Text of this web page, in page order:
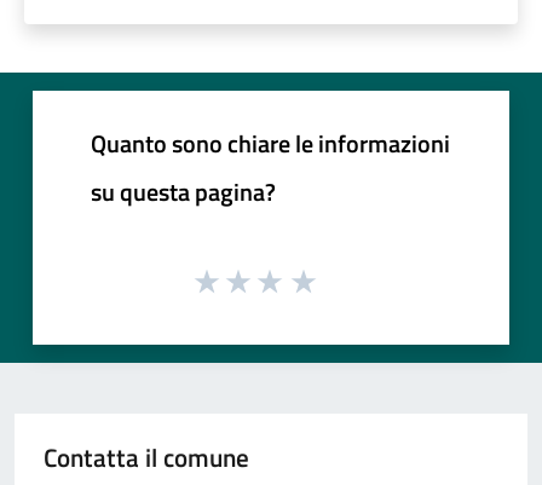
Quanto sono chiare le informazioni
su questa pagina?
Contatta il comune